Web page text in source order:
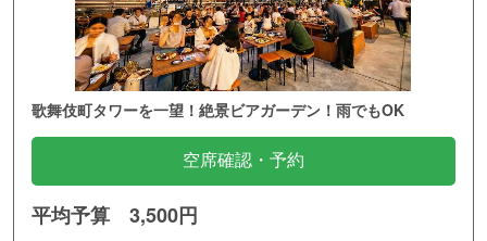
歌舞伎町タワーを一望！絶景ビアガーデン！雨でもOK
空席確認・予約
平均予算 3,500円